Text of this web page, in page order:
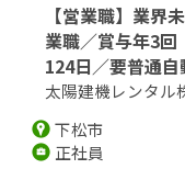
【営業職】業界
業職／賞与年3回
124日／要普通
太陽建機レンタル
下松市
正社員